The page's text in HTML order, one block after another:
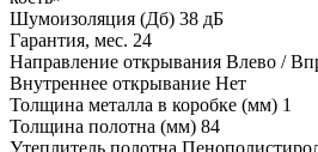
Шумоизоляция (Дб) 38 дБ
Гарантия, мес. 24
Направление открывания Влево /
Внутреннее открывание Нет
Толщина металла в коробке (мм) 1
Толщина полотна (мм) 84
Утеплитель полотна